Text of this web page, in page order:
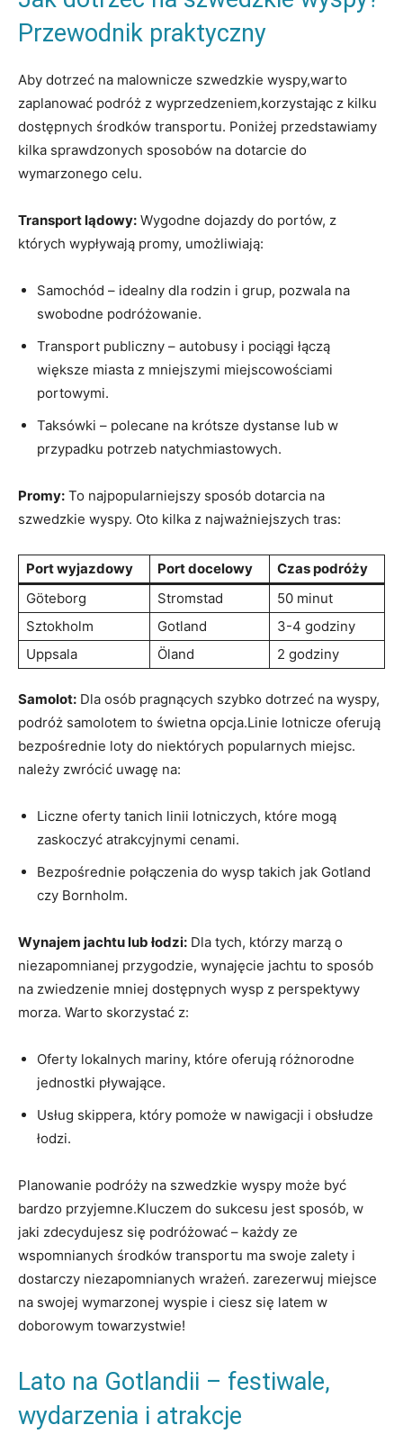
Przewodnik praktyczny
Aby dotrzeć na malownicze szwedzkie wyspy,warto
zaplanować podróż z wyprzedzeniem,korzystając z kilku
dostępnych środków transportu. Poniżej przedstawiamy
kilka sprawdzonych sposobów na dotarcie do
wymarzonego celu.
Transport lądowy: Wygodne dojazdy do portów, z
których wypływają promy, umożliwiają:
Samochód – idealny dla rodzin i grup, pozwala na
swobodne podróżowanie.
Transport publiczny – autobusy i pociągi łączą
większe miasta z mniejszymi miejscowościami
portowymi.
Taksówki – polecane na krótsze dystanse lub w
przypadku potrzeb natychmiastowych.
Promy: To najpopularniejszy sposób dotarcia na
szwedzkie wyspy. Oto kilka z najważniejszych tras:
Port wyjazdowy Port docelowy
Czas podróży
Göteborg
Stromstad
50 minut
Sztokholm
Gotland
3-4 godziny
Uppsala
Öland 2 godziny
Samolot: Dla osób pragnących szybko dotrzeć na wyspy,
podróż samolotem to świetna opcja.Linie lotnicze oferują
bezpośrednie loty do niektórych popularnych miejsc.
należy zwrócić uwagę na:
Liczne oferty tanich linii lotniczych, które mogą
zaskoczyć atrakcyjnymi cenami.
Bezpośrednie połączenia do wysp takich jak Gotland
czy Bornholm.
Wynajem jachtu lub łodzi: Dla tych, którzy marzą o
niezapomnianej przygodzie, wynajęcie jachtu to sposób
na zwiedzenie mniej dostępnych wysp z perspektywy
morza. Warto skorzystać z:
Oferty lokalnych mariny, które oferują różnorodne
jednostki pływające.
Usług skippera, który pomoże w nawigacji i obsłudze
łodzi.
Planowanie podróży na szwedzkie wyspy może być
bardzo przyjemne.Kluczem do sukcesu jest sposób, w
jaki zdecydujesz się podróżować – każdy ze
wspomnianych środków transportu ma swoje zalety i
dostarczy niezapomnianych wrażeń. zarezerwuj miejsce
na swojej wymarzonej wyspie i ciesz się latem w
doborowym towarzystwie!
Lato na Gotlandii – festiwale,
wydarzenia i atrakcje